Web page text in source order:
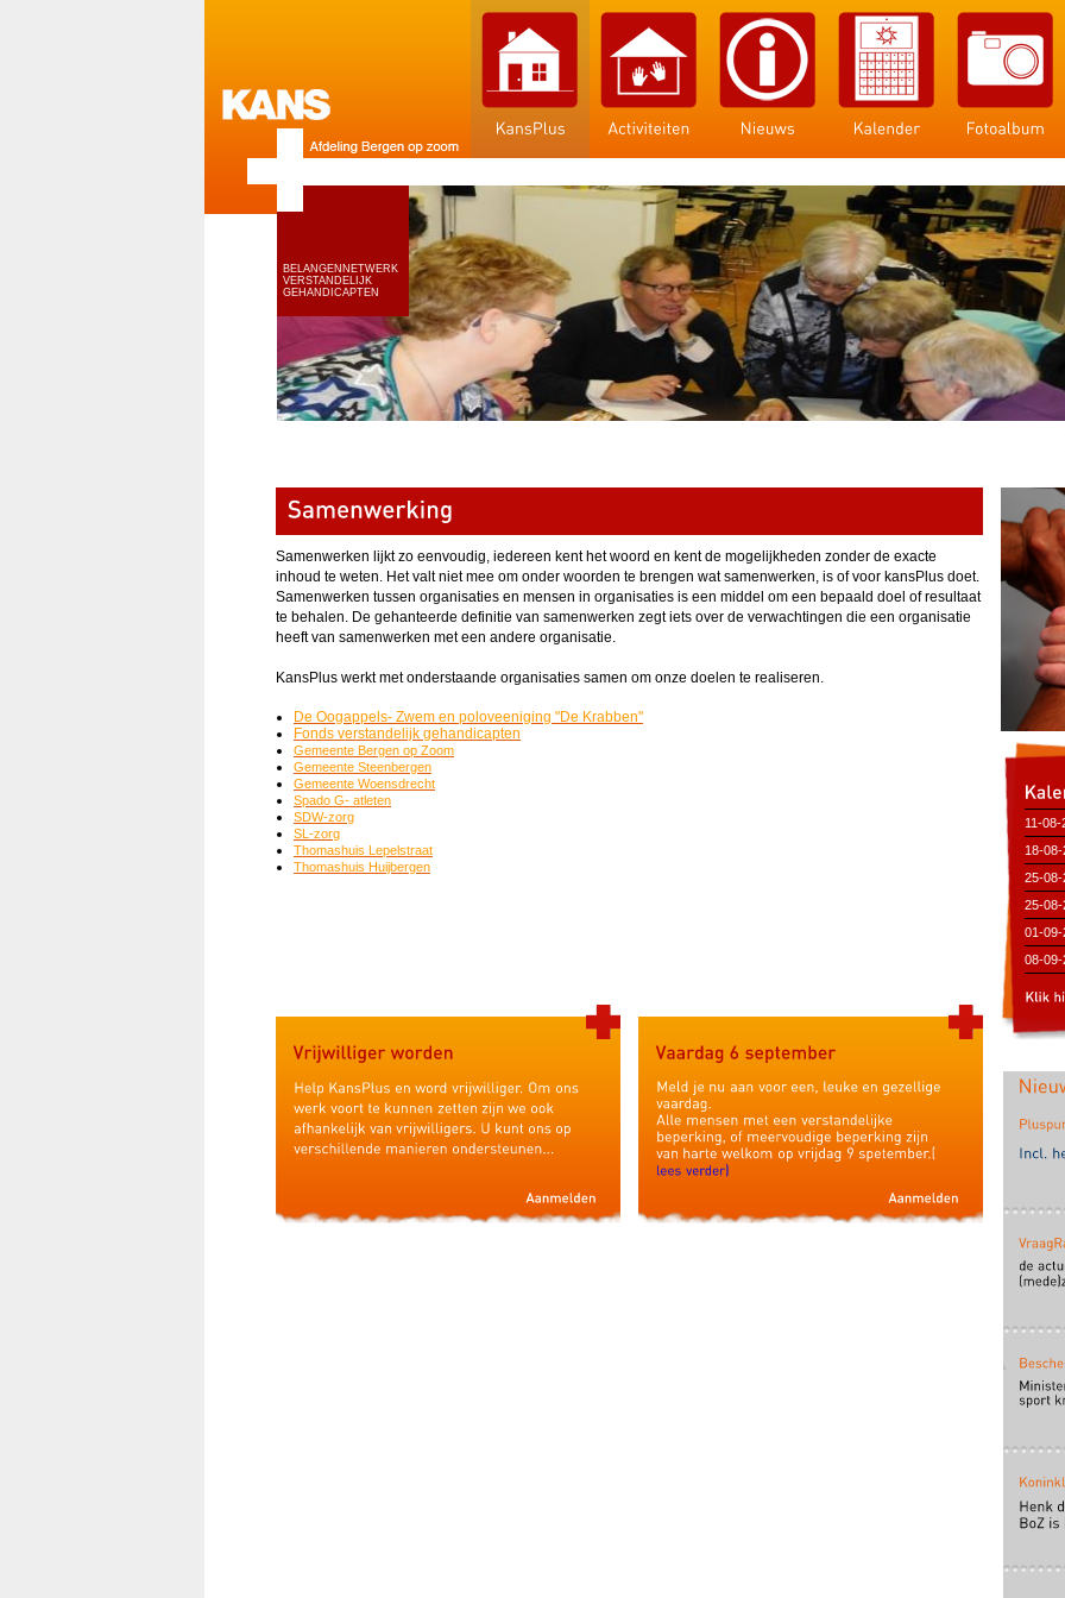
BELANGENNETWERK
VERSTANDELIJK
GEHANDICAPTEN
Samenwerken lijkt zo eenvoudig, iedereen kent het woord en kent de mogelijkheden zonder de exacte
inhoud te weten. Het valt niet mee om onder woorden te brengen wat samenwerken, is of voor kansPlus doet.
Samenwerken tussen organisaties en mensen in organisaties is een middel om een bepaald doel of resultaat
te behalen. De gehanteerde definitie van samenwerken zegt iets over de verwachtingen die een organisatie
heeft van samenwerken met een andere organisatie.
KansPlus werkt met onderstaande organisaties samen om onze doelen te realiseren.
De Oogappels- Zwem en poloveeniging "De Krabben"
Fonds verstandelijk gehandicapten
Gemeente Bergen op Zoom
Gemeente Steenbergen
Gemeente Woensdrecht
Spado G- atleten
SDW-zorg
SL-zorg
Thomashuis Lepelstraat
Thomashuis Huijbergen
11-
18-
25-08-
25-08-
01-09-
08-09-